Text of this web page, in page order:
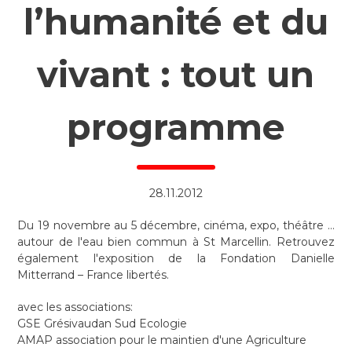
l’humanité et du
vivant : tout un
programme
28.11.2012
Du 19 novembre au 5 décembre, cinéma, expo, théâtre …
autour de l'eau bien commun à St Marcellin. Retrouvez
également l'exposition de la Fondation Danielle
Mitterrand – France libertés.
avec les associations:
GSE Grésivaudan Sud Ecologie
AMAP association pour le maintien d'une Agriculture